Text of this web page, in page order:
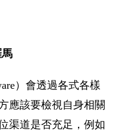
）會透過各式各樣
應該要檢視自身相關
渠道是否充足，例如